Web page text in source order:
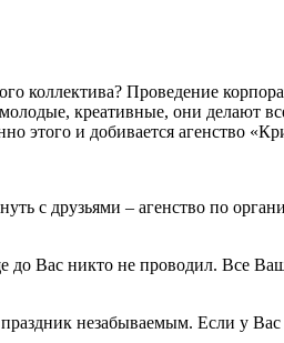
коллектива? Проведение
креативные, они делают
этого и добивается агенство
с друзьями – агенство по
Вас никто не проводил. Все
незабываемым. Если у